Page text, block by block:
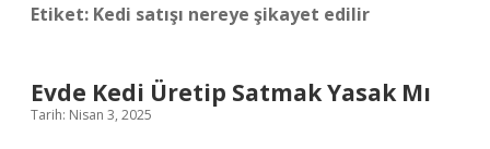
Etiket: Kedi satışı nereye şikayet edilir
Evde Kedi Üretip Satmak Yasak Mı
Tarih: Nisan 3, 2025